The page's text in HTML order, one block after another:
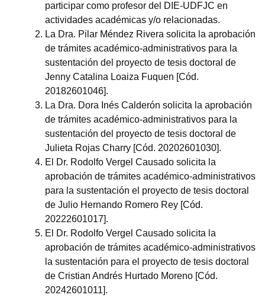
participar como profesor del DIE-UDFJC en
actividades académicas y/o relacionadas.
La Dra. Pilar Méndez Rivera solicita la aprobación
de trámites académico-administrativos para la
sustentación del proyecto de tesis doctoral de
Jenny Catalina Loaiza Fuquen [Cód.
20182601046].
La Dra. Dora Inés Calderón solicita la aprobación
de trámites académico-administrativos para la
sustentación del proyecto de tesis doctoral de
Julieta Rojas Charry [Cód. 20202601030].
El Dr. Rodolfo Vergel Causado solicita la
aprobación de trámites académico-administrativos
para la sustentación el proyecto de tesis doctoral
de Julio Hernando Romero Rey [Cód.
20222601017].
El Dr. Rodolfo Vergel Causado solicita la
aprobación de trámites académico-administrativos
la sustentación para el proyecto de tesis doctoral
de Cristian Andrés Hurtado Moreno [Cód.
20242601011].